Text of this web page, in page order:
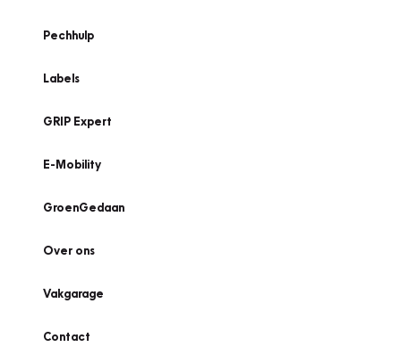
Pechhulp
Labels
GRIP Expert
E-Mobility
GroenGedaan
Over ons
Vakgarage
Contact